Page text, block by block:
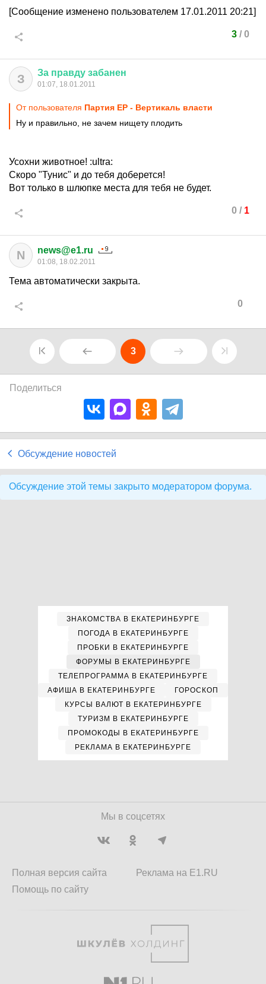
[Сообщение изменено пользователем 17.01.2011 20:21]
3/ 0
З За правду забанен
01:07, 18.01.2011
От пользователя Партия ЕР - Вертикаль власти
Ну и правильно, не зачем нищету плодить
Усохни животное! :ultra:
Скоро "Тунис" и до тебя доберется!
Вот только в шлюпке места для тебя не будет.
0 / 1
N news@e1.ru
01:08, 18.02.2011
Тема автоматически закрыта.
0
3
Поделиться
Обсуждение новостей
Обсуждение этой темы закрыто модератором форума.
ЗНАКОМСТВА В ЕКАТЕРИНБУРГЕ
ПОГОДА В ЕКАТЕРИНБУРГЕ
ПРОБКИ В ЕКАТЕРИНБУРГЕ
ФОРУМЫ В ЕКАТЕРИНБУРГЕ
ТЕЛЕПРОГРАММА В ЕКАТЕРИНБУРГЕ
АФИША В ЕКАТЕРИНБУРГЕ
ГОРОСКОП
КУРСЫ ВАЛЮТ В ЕКАТЕРИНБУРГЕ
ТУРИЗМ В ЕКАТЕРИНБУРГЕ
ПРОМОКОДЫ В ЕКАТЕРИНБУРГЕ
РЕКЛАМА В ЕКАТЕРИНБУРГЕ
Мы в соцсетях
Полная версия сайта
Помощь по сайту
Реклама на E1.RU